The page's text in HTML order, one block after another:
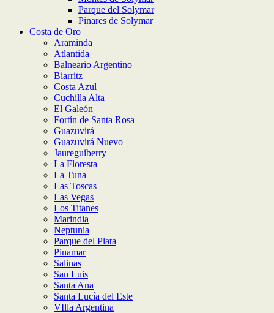
Parque del Solymar
Pinares de Solymar
Costa de Oro
Araminda
Atlantida
Balneario Argentino
Biarritz
Costa Azul
Cuchilla Alta
El Galeón
Fortín de Santa Rosa
Guazuvirá
Guazuvirá Nuevo
Jaureguiberry
La Floresta
La Tuna
Las Toscas
Las Vegas
Los Titanes
Marindia
Neptunia
Parque del Plata
Pinamar
Salinas
San Luis
Santa Ana
Santa Lucía del Este
VIlla Argentina